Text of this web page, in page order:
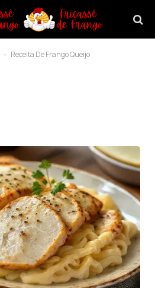
- Receita De Frango Queijo